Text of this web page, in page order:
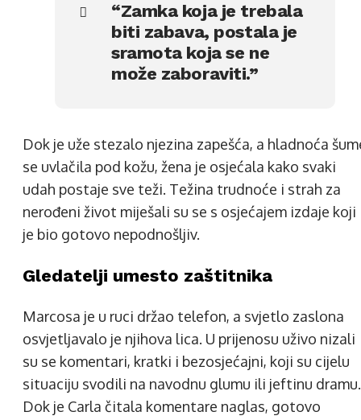
“Zamka koja je trebala
biti zabava, postala je
sramota koja se ne
može zaboraviti.”
Dok je uže stezalo njezina zapešća, a hladnoća
se uvlačila pod kožu, žena je osjećala kako svaki
udah postaje sve teži. Težina trudnoće i strah za
nerođeni život miješali su se s osjećajem izdaje koji
je bio gotovo nepodnošljiv.
Gledatelji umesto zaštitnika
Marcosa je u ruci držao telefon, a svjetlo zaslona
osvjetljavalo je njihova lica. U prijenosu uživo nizali
su se komentari, kratki i bezosjećajni, koji su cijelu
situaciju svodili na navodnu glumu ili jeftinu dramu.
Dok je Carla čitala komentare naglas, gotovo